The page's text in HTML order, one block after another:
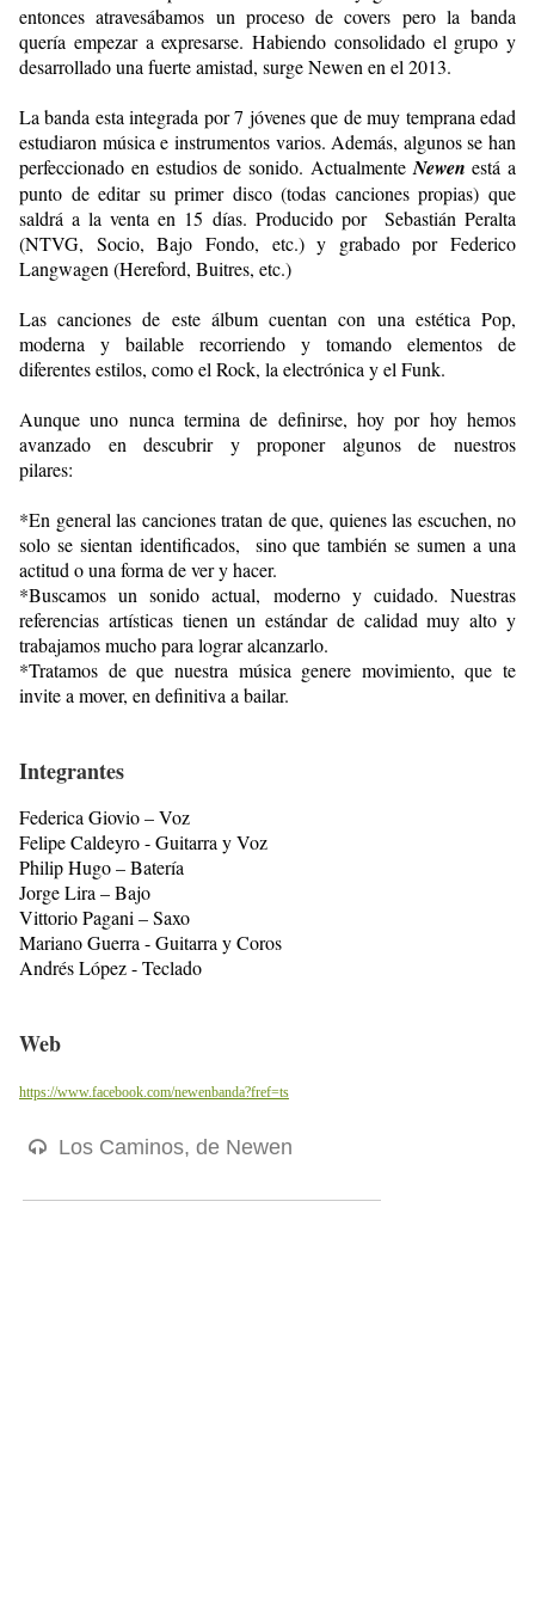
entonces atravesábamos un proceso de covers pero la banda
quería empezar a expresarse. Habiendo consolidado el grupo y
desarrollado una fuerte amistad, surge Newen en el 2013.
La banda esta integrada por 7 jóvenes que de muy temprana edad
estudiaron música e instrumentos varios. Además, algunos se han
perfeccionado en estudios de sonido. ActualmenteNewen está a
punto de editar su primer disco (todas canciones propias) que
saldrá a la venta en 15 días. Producido por Sebastián Peralta
(NTVG, Socio, Bajo Fondo, etc.) y grabado por Federico
Langwagen (Hereford, Buitres, etc.)
Las canciones de este álbum cuentan con una estética Pop,
moderna y bailable recorriendo y tomando elementos de
diferentes estilos, como el Rock, la electrónica y el Funk.
Aunque uno nunca termina de definirse, hoy por hoy hemos
avanzado en descubrir y proponer algunos de nuestros
pilares:
*En general las canciones tratan de que, quienes las escuchen, no
solo se sientan identificados, sino que también se sumen a una
actitud o una forma de ver y hacer.
*Buscamos un sonido actual, moderno y cuidado. Nuestras
referencias artísticas tienen un estándar de calidad muy alto y
trabajamos mucho para lograr alcanzarlo.
*Tratamos de que nuestra música genere movimiento, que te
invite a mover, en definitiva a bailar.
Integrantes
Federica Giovio – Voz
Felipe Caldeyro - Guitarra y Voz
Philip Hugo – Batería
Jorge Lira – Bajo
Vittorio Pagani – Saxo
Mariano Guerra - Guitarra y Coros
Andrés López - Teclado
Web
https://www.facebook.com/newenbanda?fref=ts
Los Caminos, de Newen